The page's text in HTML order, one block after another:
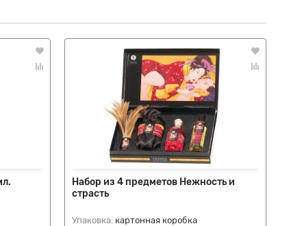
Набор из 4 предметов Нежность и
страсть
Упаковка: картонная коробка